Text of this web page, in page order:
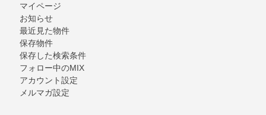
マイページ
お知らせ
最近見た物件
保存物件
保存した検索条件
フォロー中のMIX
アカウント設定
メルマガ設定